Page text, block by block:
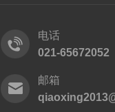
电话
021-65672052
邮箱